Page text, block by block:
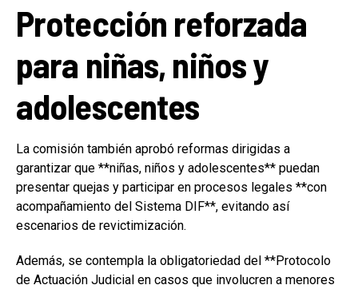
Protección reforzada
para niñas, niños y
adolescentes
La comisión también aprobó reformas dirigidas a
garantizar que **niñas, niños y adolescentes** puedan
presentar quejas y participar en procesos legales **con
acompañamiento del Sistema DIF**, evitando así
escenarios de revictimización.
Además, se contempla la obligatoriedad del **Protocolo
de Actuación Judicial en casos que involucren a menores